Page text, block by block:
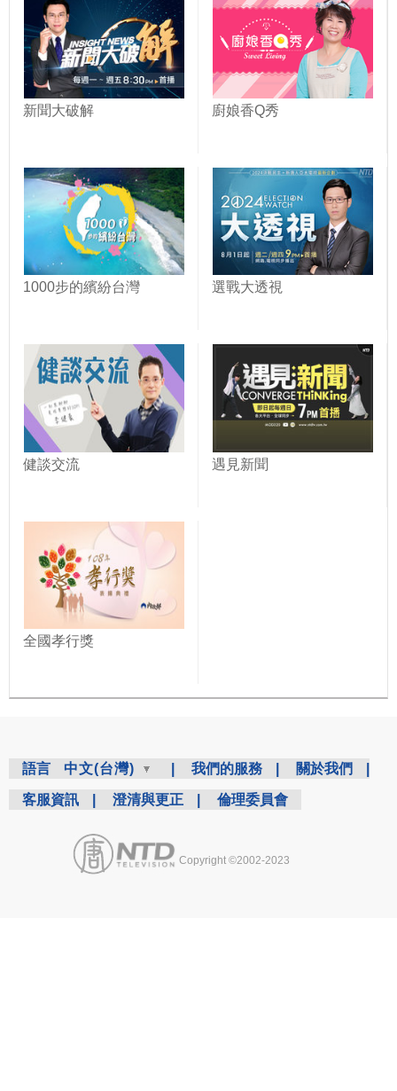
新聞大破解 廚娘香Q秀
1000步的繽紛台灣 選戰大透視
健談交流 遇見新聞
全國孝行獎
語言 中文(台灣) 我們的服務 關於我們
客服資訊 澄清與更正 倫理委員會
Copyright ©2002-2023